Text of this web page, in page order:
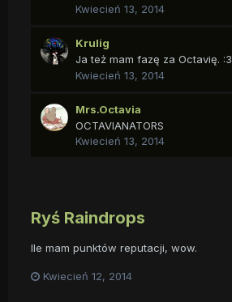
Kwiecień 13, 2014
Krulig
Ja też mam fazę za Octavię. :3
Kwiecień 13, 2014
Mrs.Octavia
OCTAVIANATORS
Kwiecień 13, 2014
Ryś Raindrops
Ile mam punktów reputacji, wow.
Kwiecień 12, 2014